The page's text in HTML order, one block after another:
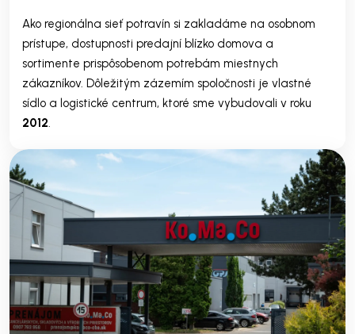
Ako regionálna sieť potravín si zakladáme na osobnom
prístupe, dostupnosti predajní blízko domova a
sortimente prispôsobenom potrebám miestnych
zákazníkov. Dôležitým zázemím spoločnosti je vlastné
sídlo a logistické centrum, ktoré sme vybudovali v roku
2012.